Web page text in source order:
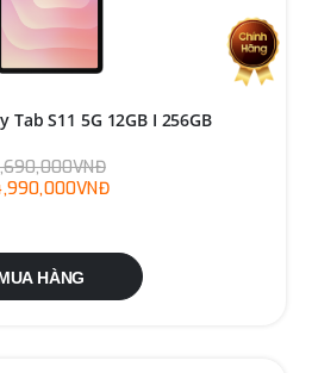
Tab S11 5G 12GB I 256GB
HÀNG